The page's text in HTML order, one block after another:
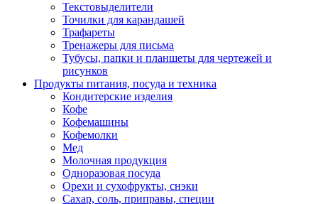
Текстовыделители
Точилки для карандашей
Трафареты
Тренажеры для письма
Тубусы, папки и планшеты для чертежей и
рисунков
Продукты питания, посуда и техника
Кондитерские изделия
Кофе
Кофемашины
Кофемолки
Мед
Молочная продукция
Одноразовая посуда
Орехи и сухофрукты, снэки
Сахар, соль, приправы, специи